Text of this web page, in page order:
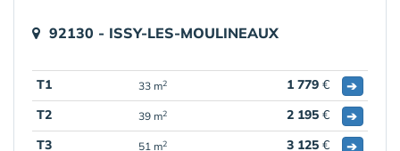
92130 - ISSY-LES-MOULINEAUX
T1 33 m2 1 779 €
➔
T2
39 m2 2 195 €
➔
T3
51 m2 3 125 € ➔